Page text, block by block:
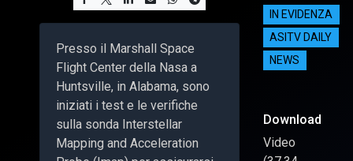
Presso il Marshall Space
Flight Center della Nasa a
Huntsville, in Alabama, sono
iniziati i test e le verifiche
sulla sonda Interstellar
Mapping and Acceleration
IN EVIDENZA
ASITV DAILY
NEWS
Download
Video